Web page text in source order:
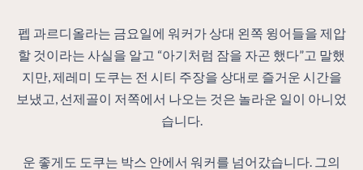
펩 과르디올라는 금요일에 워커가 상대 왼쪽 윙어들을 제압
할 것이라는 사실을 알고 “아기처럼 잠을 자곤 했다”고 말했
지만, 제레미 도쿠는 전 시티 주장을 상대로 즐거운 시간을
보냈고, 선제골이 저쪽에서 나오는 것은 놀라운 일이 아니었
습니다.
운 좋게도 도쿠는 박스 안에서 워커를 넘어갔습니다. 그의